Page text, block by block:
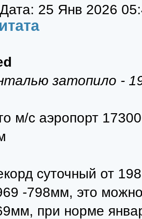
Дата: 25 Янв 2026
затопило -
м/с аэропорт
суточный от
-798мм, это
при норме